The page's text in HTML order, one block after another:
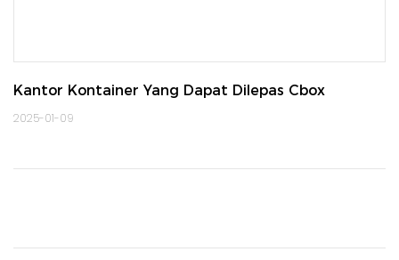
Kantor Kontainer Yang Dapat Dilepas Cbox
2025-01-09